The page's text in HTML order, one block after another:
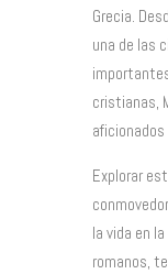
Grecia.
una de las
cristianas,
Explorar
la vida en
romanos,